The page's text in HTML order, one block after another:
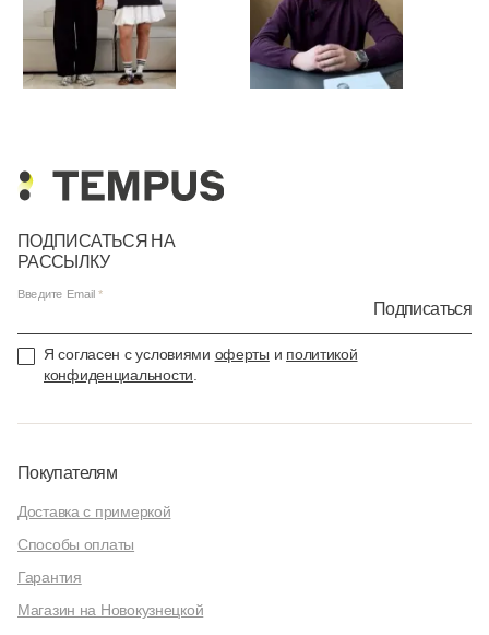
ПОДПИСАТЬСЯ НА
РАССЫЛКУ
Введите Email
Подписаться
Я согласен с условиями оферты и политикой
конфиденциальности
Покупателям
Доставка с примеркой
Способы оплаты
Гарантия
Магазин на Новокузнецкой